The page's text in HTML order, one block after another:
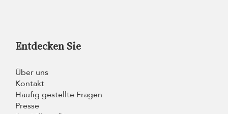
Entdecken Sie
Über uns
Kontakt
Häufig gestellte Fragen
Presse